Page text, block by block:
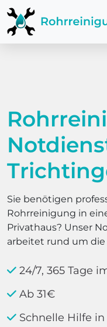
Sie benötigen
Rohrreinigung in
Privathaus? Unser
arbeitet rund um die
24/7, 365 Tage
Ab 31€
Schnelle Hilfe